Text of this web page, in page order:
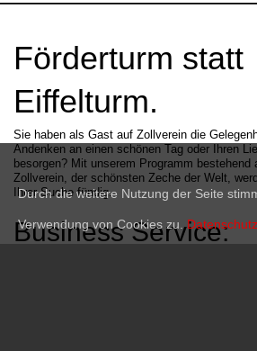
Durch die weitere Nutzung der Seite
Verwendung von Cookies zu.Datenschutz
Förderturm statt
Eiffelturm.
Sie haben als Gast auf Zollverein die
Andenken an einen schönen Tag oder Ihren
besorgen? Mit unserem Programm bestehend
Zollverein, der schönsten Zeche der Welt,
Ihrer Suche fündig.
Business Service: